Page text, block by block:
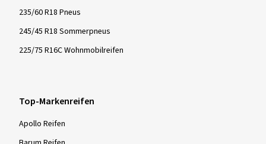
235/60 R18 Pneus
245/45 R18 Sommerpneus
225/75 R16C Wohnmobilreifen
Top-Markenreifen
Apollo Reifen